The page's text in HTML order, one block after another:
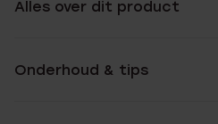
Alles over dit product
Onderhoud & tips